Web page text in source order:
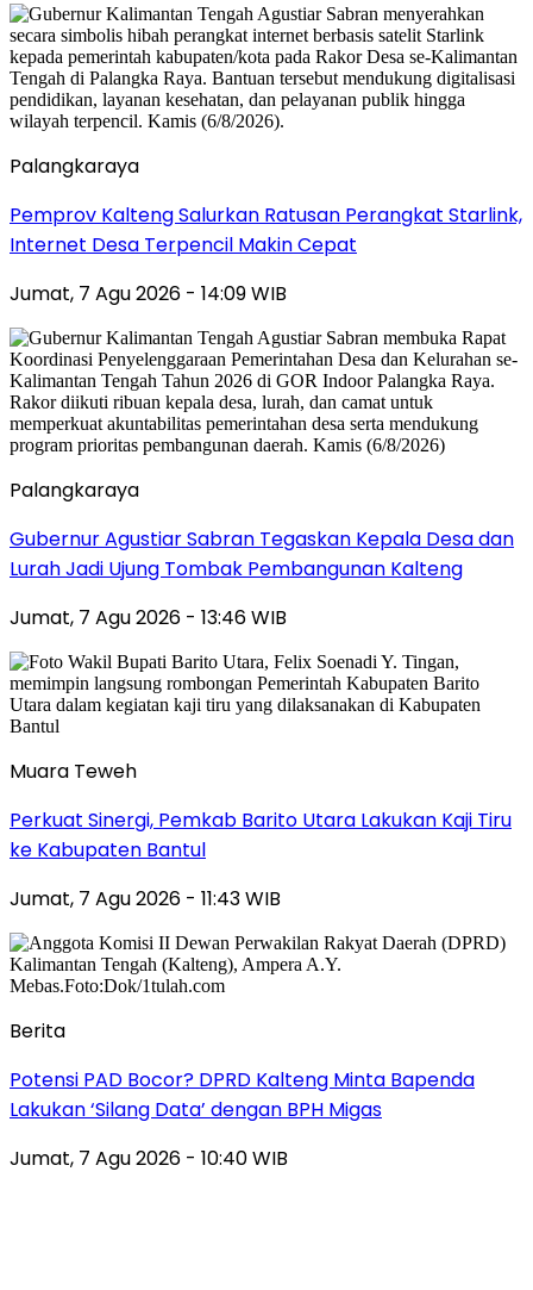
Palangkaraya
Pemprov Kalteng Salurkan Ratusan Perangkat Starlink,
Internet Desa Terpencil Makin Cepat
Jumat, 7 Agu 2026 - 14:09 WIB
Palangkaraya
Gubernur Agustiar Sabran Tegaskan Kepala Desa dan
Lurah Jadi Ujung Tombak Pembangunan Kalteng
Jumat, 7 Agu 2026 - 13:46 WIB
Muara Teweh
Perkuat Sinergi, Pemkab Barito Utara Lakukan Kaji Tiru
ke Kabupaten Bantul
Jumat, 7 Agu 2026 - 11:43 WIB
Berita
Potensi PAD Bocor? DPRD Kalteng Minta Bapenda
Lakukan ‘Silang Data’ dengan BPH Migas
Jumat, 7 Agu 2026 - 10:40 WIB